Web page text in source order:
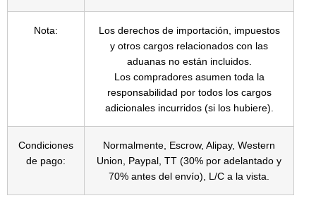
Nota:
Los derechos de importación, impuestos
y otros cargos relacionados con las
aduanas no están incluidos.
Los compradores asumen toda la
responsabilidad por todos los cargos
adicionales incurridos (si los hubiere).
Condiciones
de pago:
Normalmente, Escrow, Alipay, Western
Union, Paypal, TT (30% por adelantado y
70% antes del envío), L/C a la vista.